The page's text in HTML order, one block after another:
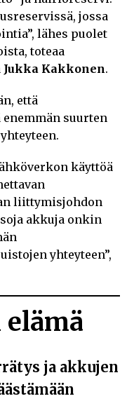
jossa
lähes puolet
toteaa
Jukka Kakkonen.
että
suurten
käyttöä
liittymisjohdon
akkuja onkin
yhteyteen”,
ja akkujen